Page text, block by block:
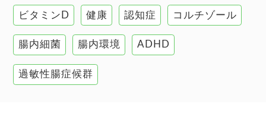
自己免疫疾患
高血圧
ビタミンD 健康 認知症 コルチゾール
腸内細菌 腸内環境 ADHD
過敏性腸症候群